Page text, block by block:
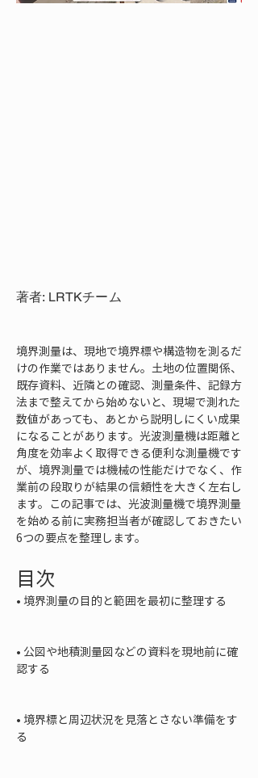
著者: LRTKチーム
境界測量は、現地で境界標や構造物を測るだ
けの作業ではありません。土地の位置関係、
既存資料、近隣との確認、測量条件、記録方
法まで整えてから始めないと、現場で測れた
数値があっても、あとから説明しにくい成果
になることがあります。光波測量機は距離と
角度を効率よく取得できる便利な測量機です
が、境界測量では機械の性能だけでなく、作
業前の段取りが結果の信頼性を大きく左右し
ます。この記事では、光波測量機で境界測量
を始める前に実務担当者が確認しておきたい
6つの要点を整理します。
目次
• 境界測量の目的と範囲を最初に整理する
• 公図や地積測量図などの資料を現地前に確
認する
• 境界標と周辺状況を見落とさない準備をす
る